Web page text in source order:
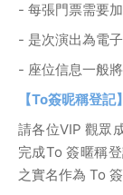
- 每張門票需要
- 是次演出為電
- 座位信息一般
【To簽昵稱登記】
請各位VIP 觀眾
完成To 簽暱稱
之實名作為 To